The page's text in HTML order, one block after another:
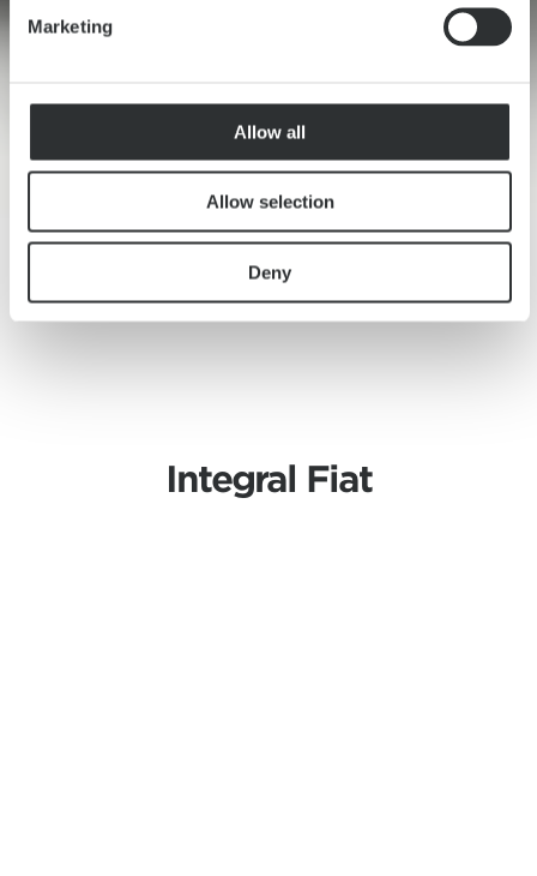
Marketing
Allow all
Allow selection
Deny
Integral Fiat